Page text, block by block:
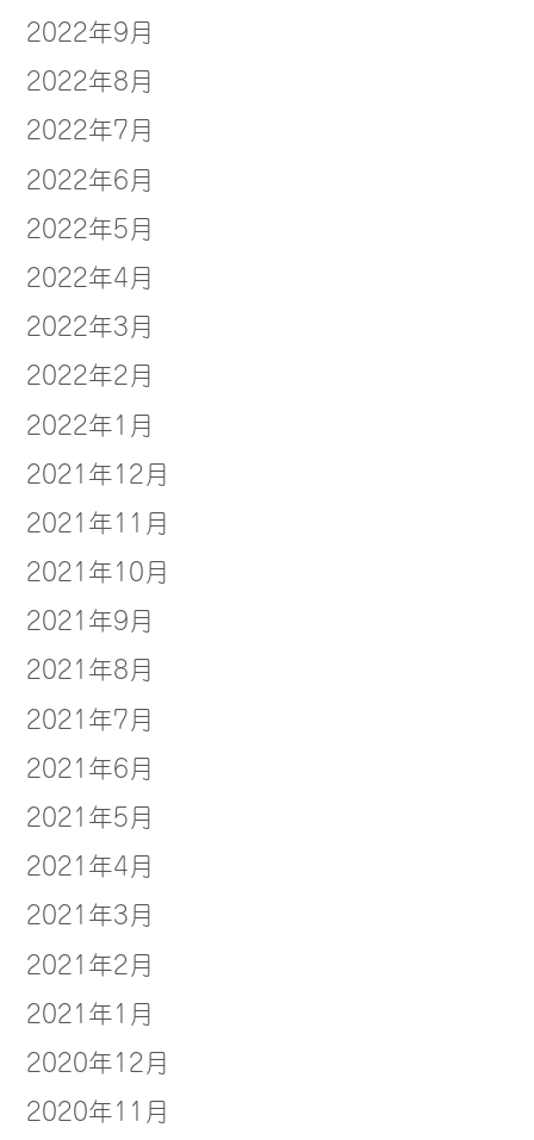
2022年9月
2022年8月
2022年7月
2022年6月
2022年5月
2022年4月
2022年3月
2022年2月
2022年1月
2021年12月
2021年11月
2021年10月
2021年9月
2021年8月
2021年7月
2021年6月
2021年5月
2021年4月
2021年3月
2021年2月
2021年1月
2020年12月
2020年11月